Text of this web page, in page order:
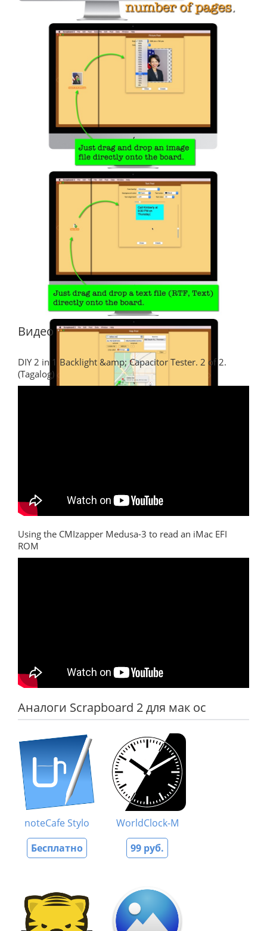
Видео
DIY 2 in 1 Backlight &amp; Capacitor Tester. 2 of 2.
(Tagalog)
Using the CMIzapper Medusa-3 to read an iMac EFI
ROM
Аналоги Scrapboard 2 для мак ос
noteCafe Stylo
Бесплатно
WorldClock-M
99 руб.